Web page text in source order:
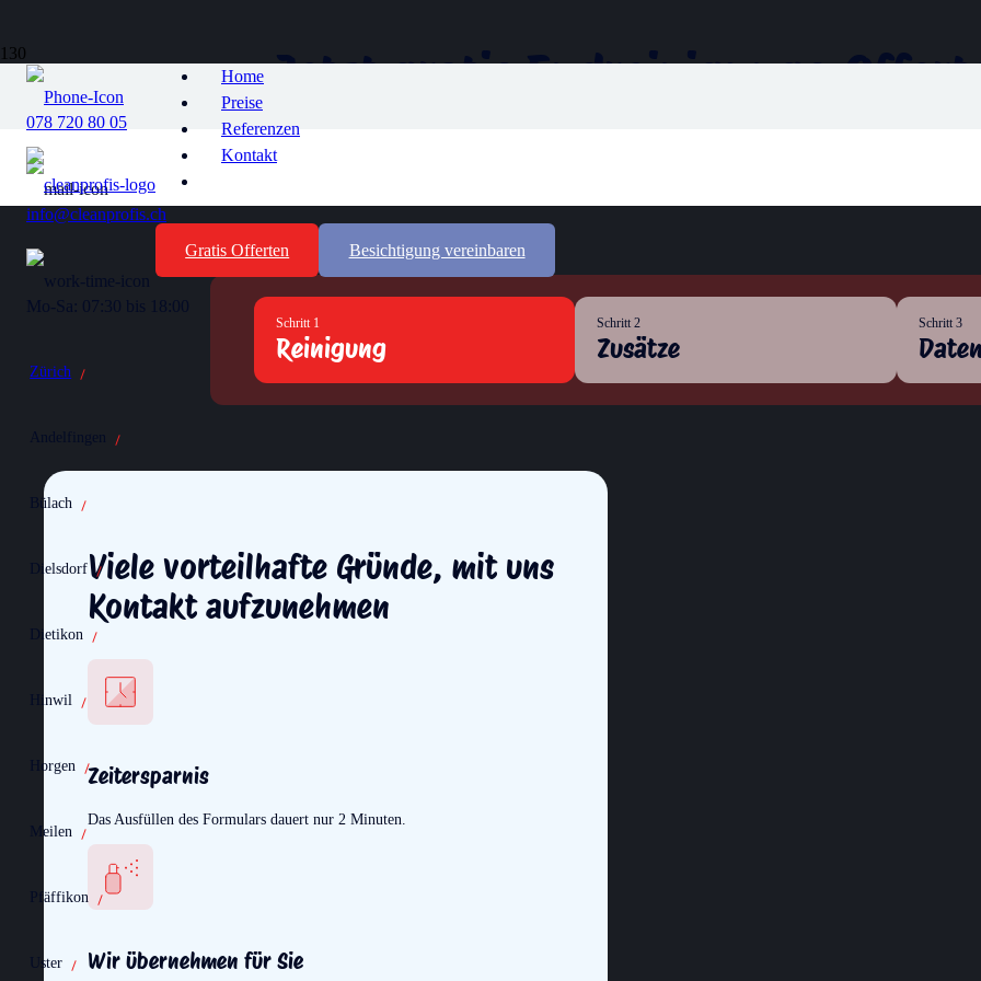
078 720 80 05
info@cleanprofis.ch
Mo-Sa: 07:30 bis 18:00
Zürich
Andelfingen
Bülach
Dielsdorf
Dietikon
Hinwil
Horgen
Meilen
Pfäffikon
Uster
Home
Preise
Referenzen
Kontakt
Gratis Offerten Besichtigung vereinbaren
Jetzt gratisEndreinigungs-
Füllen Sie das untenstehende Formular aus und erhalten Sie innert kürzester Zeit eine kostenlose Offerte zu einem fairen Preis!
Schritt 1
Reinigung
Schritt 2
Zusätze
Schritt 3
Daten
Viele vorteilhafte Gründe, mit uns
Kontakt aufzunehmen
Zeitersparnis
Das Ausfüllen des Formulars dauert nur 2 Minuten.
Wir übernehmen für Sie